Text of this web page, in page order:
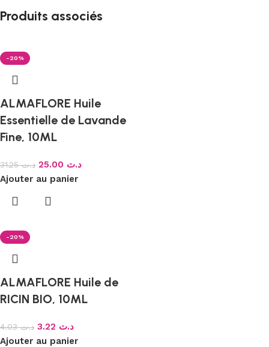
Produits associés
-20%
ALMAFLORE Huile
Essentielle de Lavande
Fine, 10ML
د.ت31.25 د.ت
Ajouter au panier
-20%
ALMAFLORE Huile de
RICIN BIO, 10ML
د.ت4.03 د.ت
Ajouter au panier